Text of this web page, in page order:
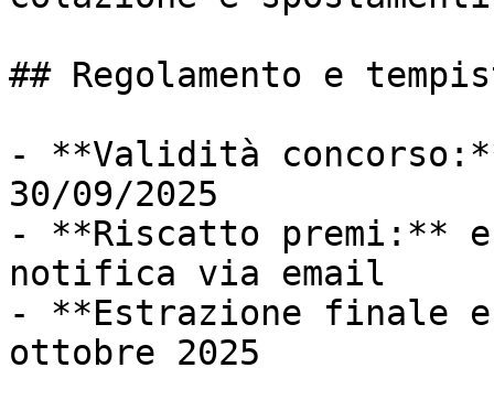
## Regolamento e
- **Validità
30/09/2025
- **Riscatto premi:**
notifica via email
- **Estrazione finale
ottobre 2025